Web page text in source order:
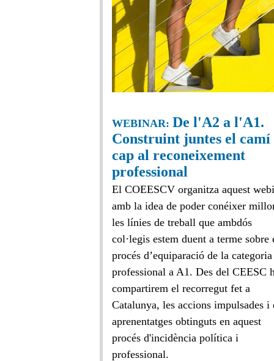
WEBINAR: De l'A2 a l'A1.
Construint juntes el camí
cap al reconeixement
professional
El COEESCV organitza aquest
amb la idea de poder conéixer
les línies de treball que ambdós
col·legis estem duent a terme sobre
procés d’equiparació de la categoria
professional a A1. Des del CEESC
compartirem el recorregut fet a
Catalunya, les accions impulsades i
aprenentatges obtinguts en aquest
procés d'incidència política i
professional.